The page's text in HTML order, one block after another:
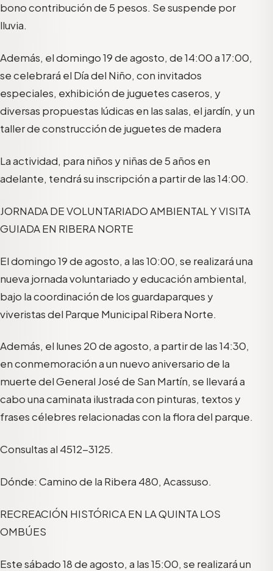
bono contribución de 5 pesos. Se suspende por
lluvia.
Además, el domingo 19 de agosto, de 14:00 a 17:00,
se celebrará el Día del Niño, con invitados
especiales, exhibición de juguetes caseros, y
diversas propuestas lúdicas en las salas, el jardín, y un
taller de construcción de juguetes de madera
La actividad, para niños y niñas de 5 años en
adelante, tendrá su inscripción a partir de las 14:00.
JORNADA DE VOLUNTARIADO AMBIENTAL Y VISITA
GUIADA EN RIBERA NORTE
El domingo 19 de agosto, a las 10:00, se realizará una
nueva jornada voluntariado y educación ambiental,
bajo la coordinación de los guardaparques y
viveristas del Parque Municipal Ribera Norte.
Además, el lunes 20 de agosto, a partir de las 14:30,
en conmemoración a un nuevo aniversario de la
muerte del General José de San Martín, se llevará a
cabo una caminata ilustrada con pinturas, textos y
frases célebres relacionadas con la flora del parque.
Consultas al 4512-3125.
Dónde: Camino de la Ribera 480, Acassuso.
RECREACIÓN HISTÓRICA EN LA QUINTA LOS
OMBÚES
Este sábado 18 de agosto, a las 15:00, se realizará un